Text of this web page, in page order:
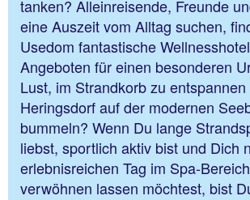
tanken? Alleinreisende, Freunde
eine Auszeit vom Alltag suchen,
Usedom fantastische
Angeboten für einen besonderen
Lust, im Strandkorb zu entspannen
Heringsdorf auf der modernen
bummeln? Wenn Du lange
liebst, sportlich aktiv bist und Dich
erlebnisreichen Tag im Spa-
verwöhnen lassen möchtest, bist